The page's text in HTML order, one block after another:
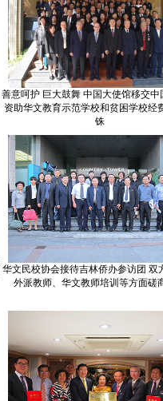
善意呵护 巨大鼓舞 中国大使馆移交中
资助华文教育示范学校和贫困学校经
铢
华文民校协会接待吉林侨办参访团 双
外派教师、华文教师培训等方面磋